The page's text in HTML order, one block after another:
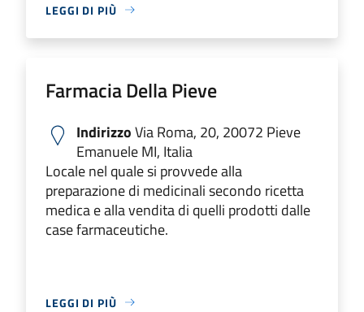
LEGGI DI PIÙ
Farmacia Della Pieve
IndirizzoVia Roma, 20, 20072 Pieve
Emanuele MI, Italia
Locale nel quale si provvede alla
preparazione di medicinali secondo ricetta
medica e alla vendita di quelli prodotti dalle
case farmaceutiche.
LEGGI DI PIÙ